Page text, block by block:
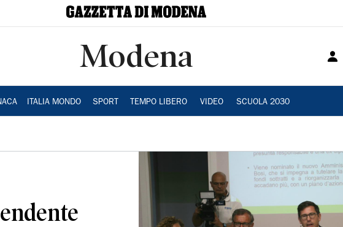
Modena
ITALIA MONDO SPORT TEMPO LIBERO VIDEO SCUOLA 2030